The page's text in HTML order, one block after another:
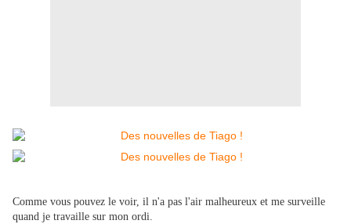
Comme vous pouvez le voir, il n'a pas l'air malheureux et me surveille
quand je travaille sur mon ordi.